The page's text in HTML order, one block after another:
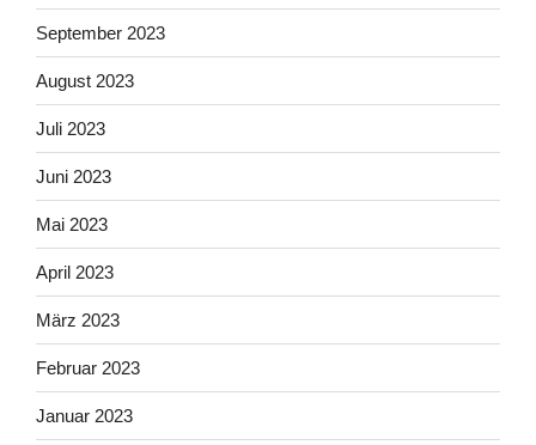
September 2023
August 2023
Juli 2023
Juni 2023
Mai 2023
April 2023
März 2023
Februar 2023
Januar 2023